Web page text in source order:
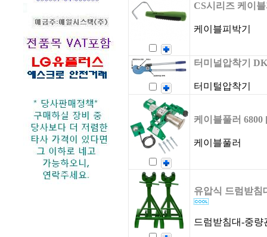
CS시리즈 케이
케이블피박기
터미널압착기
터미털압착기
케이블풀러 6800
케이블풀러
유압식 드럼받침
드럼받침대-중